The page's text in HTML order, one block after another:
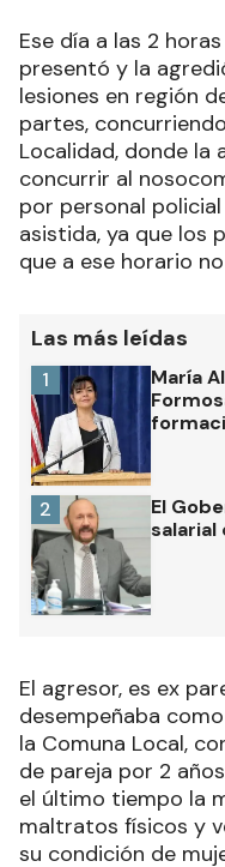
Ese día a las 2
presentó y la
lesiones en región
partes,
Localidad, donde la
concurrir al
por personal
asistida, ya que los
que a ese horario
Las más leídas
María
1
El
salarial
2
El agresor, es ex
desempeñaba
la Comuna Local,
de pareja por 2
el último tiempo la
maltratos físicos y
su condición de